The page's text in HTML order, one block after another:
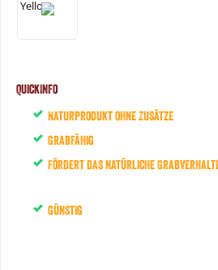
QuickInfo
Naturprodukt ohne Zusätze
Grabfähig
Fördert das natürliche
Günstig